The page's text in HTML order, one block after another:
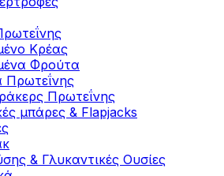
Κρέας
Φρούτα
Πρωτεΐνης
Πρωτεΐνης
μπάρες & Flapjacks
& Γλυκαντικές Ουσίες